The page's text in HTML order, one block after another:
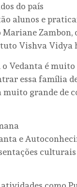
do país
alunos e
Vishva Vidya
o Vedanta é
essa família
grande de
e